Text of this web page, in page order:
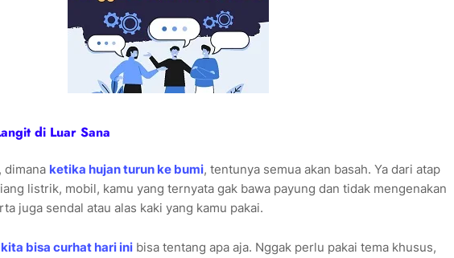
di Luar Sana
dimana ketika hujan turun ke bumi, tentunya semua akan basah. Ya dari atap
listrik, mobil, kamu yang ternyata gak bawa payung dan tidak mengenakan
juga sendal atau alas kaki yang kamu pakai.
kita bisa curhat hari ini bisa tentang apa aja. Nggak perlu pakai tema khusus,